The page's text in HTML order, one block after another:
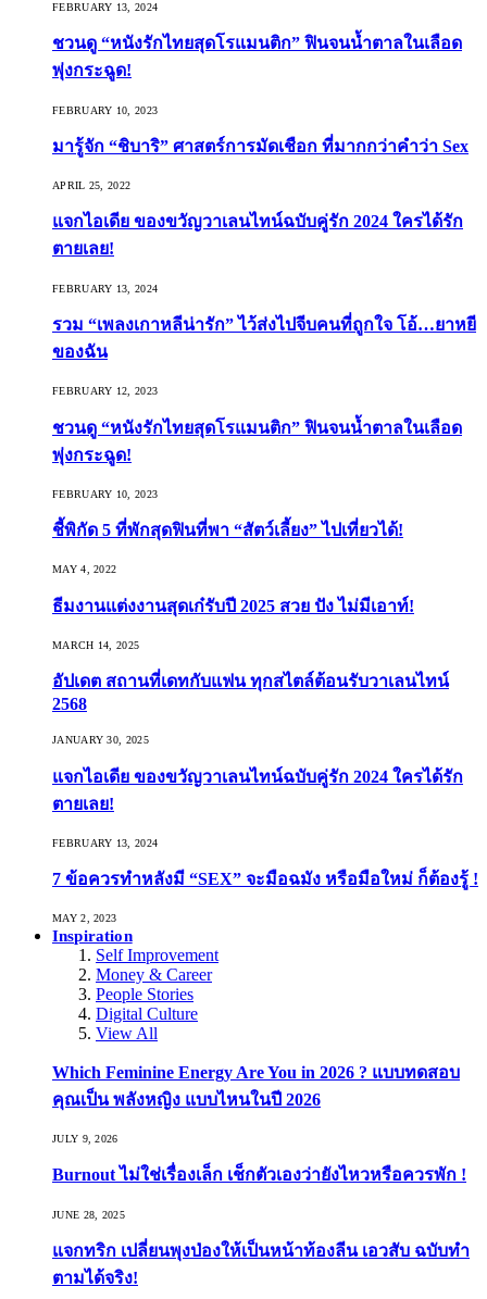
FEBRUARY 13, 2024
ชวนดู “หนังรักไทยสุดโรแมนติก” ฟินจนน้ำตาลในเลือด
พุ่งกระฉูด!
FEBRUARY 10, 2023
มารู้จัก “ชิบาริ” ศาสตร์การมัดเชือก ที่มากกว่าคำว่า Sex
APRIL 25, 2022
แจกไอเดีย ของขวัญวาเลนไทน์ฉบับคู่รัก 2024 ใครได้รัก
ตายเลย!
FEBRUARY 13, 2024
รวม “เพลงเกาหลีน่ารัก” ไว้ส่งไปจีบคนที่ถูกใจ โอ้…ยาหยี
ของฉัน
FEBRUARY 12, 2023
ชวนดู “หนังรักไทยสุดโรแมนติก” ฟินจนน้ำตาลในเลือด
พุ่งกระฉูด!
FEBRUARY 10, 2023
ชี้พิกัด 5 ที่พักสุดฟินที่พา “สัตว์เลี้ยง” ไปเที่ยวได้!
MAY 4, 2022
ธีมงานแต่งงานสุดเก๋รับปี 2025 สวย ปัง ไม่มีเอาท์!
MARCH 14, 2025
อัปเดต สถานที่เดทกับแฟน ทุกสไตล์ต้อนรับวาเลนไทน์
2568
JANUARY 30, 2025
แจกไอเดีย ของขวัญวาเลนไทน์ฉบับคู่รัก 2024 ใครได้รัก
ตายเลย!
FEBRUARY 13, 2024
7 ข้อควรทำหลังมี “SEX” จะมือฉมัง หรือมือใหม่ ก็ต้องรู้ !
MAY 2, 2023
Inspiration
Self Improvement
Money & Career
People Stories
Digital Culture
View All
Which Feminine Energy Are You in 2026 ? แบบทดสอบ
คุณเป็น พลังหญิง แบบไหนในปี 2026
JULY 9, 2026
Burnout ไม่ใช่เรื่องเล็ก เช็กตัวเองว่ายังไหวหรือควรพัก !
JUNE 28, 2025
แจกทริก เปลี่ยนพุงป่องให้เป็นหน้าท้องลีน เอวสับ ฉบับทำ
ตามได้จริง!